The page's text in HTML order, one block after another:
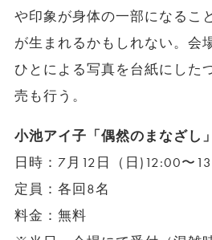
や印象が身体の一部になるこ
が生まれるかもしれない。会
ひとによる写真を台紙にした
売も行う。
小池アイ子「偶然のまなざし」
日時：7月12日（日)12:00〜
定員：各回8名
料金：無料